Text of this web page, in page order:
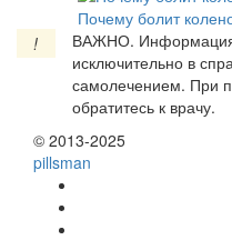
Почему болит
!
ВАЖНО.
исключительно в
самолечением. При
обратитесь к врачу.
© 2013-2025
pillsman